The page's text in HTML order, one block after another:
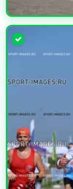
УВЕЛИЧИТЬ